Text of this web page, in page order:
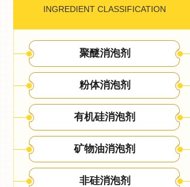
INGREDIENT CLASSIFICATION
聚醚消泡剂
粉体消泡剂
有机硅消泡剂
矿物油消泡剂
非硅消泡剂